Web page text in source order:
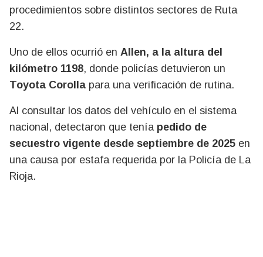
procedimientos sobre distintos sectores de Ruta
22.
Uno de ellos ocurrió en Allen, a la altura del
kilómetro 1198, donde policías detuvieron un
Toyota Corolla para una verificación de rutina.
Al consultar los datos del vehículo en el sistema
nacional, detectaron que tenía pedido de
secuestro vigente desde septiembre de 2025 en
una causa por estafa requerida por la Policía de La
Rioja.